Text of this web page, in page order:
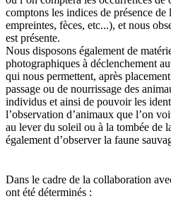
comptons les indices de présence de
empreintes, fèces, etc...), et nous
est présente.
Nous disposons également de
photographiques à déclenchement
qui nous permettent, après
passage ou de nourrissage des
individus et ainsi de pouvoir les
l’observation d’animaux que l’on
au lever du soleil ou à la tombée de
également d’observer la faune
Dans le cadre de la collaboration
ont été déterminés :